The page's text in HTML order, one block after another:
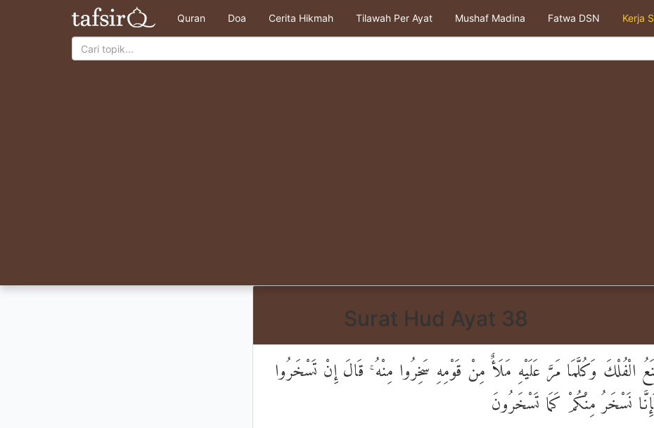
Quran Doa Cerita Hikmah Tilawah Per Ayat Mushaf Madina Fatwa DSN Kerja
Surat Hud Ayat 38
الْفُلْكَ وَكُلَّمَا مَرَّ عَلَيْهِ مَلَأٌ مِنْ قَوْمِهِ سَخِرُوا مِنْهُ ۚ قَالَ إِنْ تَسْخَرُوا
نَسْخَرُ مِنْكُمْ كَمَا تَسْخَرُونَ